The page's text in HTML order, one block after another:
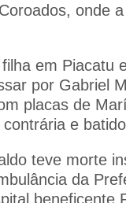
onde
em Piacatu
por Gabriel
placas de
e
teve morte
da
beneficente